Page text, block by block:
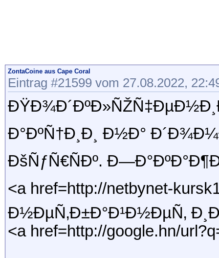
ZontaCoine aus Cape Coral
Eintrag #21599 vom 27.08.2022,
Ð°ÐºÑ†Ð¸Ð¸ Ð½Ð°
ÐšÑƒÑ€ÑÐº.
<a href=http://netbynet-
Ð½ÐµÑ‚Ð±Ð°Ð¹Ð½ÐµÑ‚
<a href=http://google.hn/